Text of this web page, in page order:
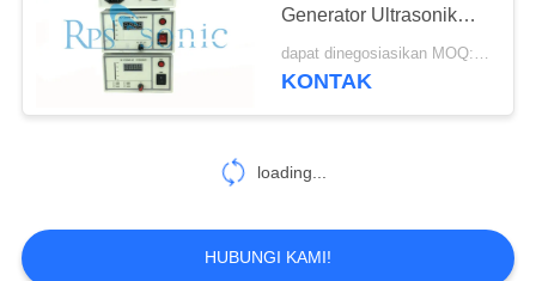
Nozel Semprot
16
Generator Ultrasonik
Ringan
dapat dinegosiasikan MOQ:1pcs
KONTAK
loading...
HUBUNGI KAMI!